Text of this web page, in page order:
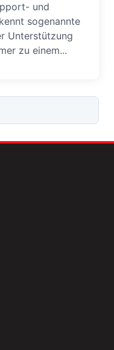
und
sogenannte
Unterstützung
zu einem...